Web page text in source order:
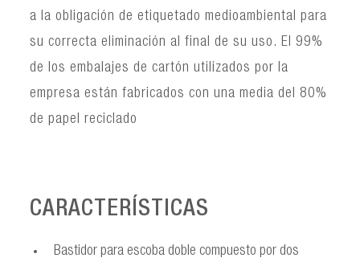
a la obligación de etiquetado medioambiental para
su correcta eliminación al final de su uso. El 99%
de los embalajes de cartón utilizados por la
empresa están fabricados con una media del 80%
de papel reciclado
CARACTERÍSTICAS
Bastidor para escoba doble compuesto por dos